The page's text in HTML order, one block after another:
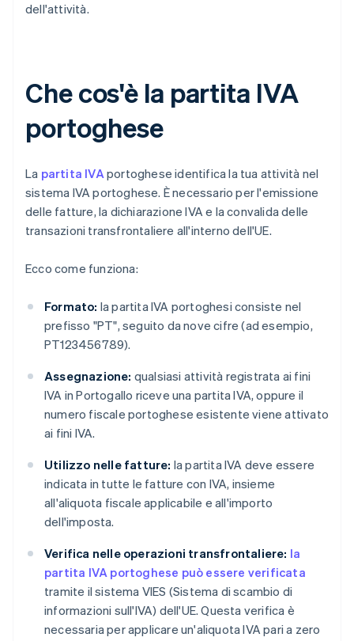
dell'attività.
Che cos'è la partita IVA
portoghese
La partita IVAportoghese identifica la tua attività nel
sistema IVA portoghese. È necessario per l'emissione
delle fatture, la dichiarazione IVA e la convalida delle
transazioni transfrontaliere all'interno dell'UE.
Ecco come funziona:
Formato: la partita IVA portoghesi consiste nel
prefisso "PT", seguito da nove cifre (ad esempio,
PT123456789).
Assegnazione: qualsiasi attività registrata ai fini
IVA in Portogallo riceve una partita IVA, oppure il
numero fiscale portoghese esistente viene attivato
ai fini IVA.
Utilizzo nelle fatture: la partita IVA deve essere
indicata in tutte le fatture con IVA, insieme
all'aliquota fiscale applicabile e all'importo
dell'imposta.
Verifica nelle operazioni transfrontaliere: la
partita IVA portoghese può essere verificata
tramite il sistema VIES (Sistema di scambio di
informazioni sull'IVA) dell'UE. Questa verifica è
necessaria per applicare un'aliquota IVA pari a zero